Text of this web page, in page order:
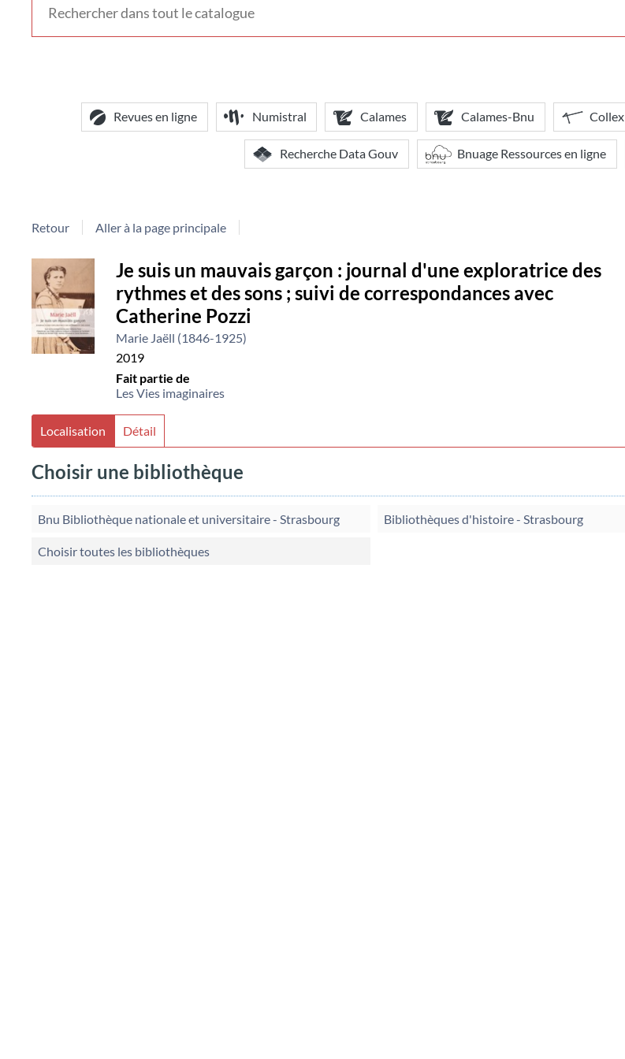
voir
Revues en ligne Numistral Calames Calames-Bnu Collex
Recherche Data Gouv Bnuage Ressources en ligne
Retour Aller à la page principale
Détail
document
Je suis un mauvais garçon : journal d'une exploratrice des
rythmes et des sons ; suivi de correspondances avec
Catherine Pozzi
Marie Jaëll (1846-1925)
2019
Fait partie de
Les Vies imaginaires
Localisation Détail
Choisir une bibliothèque
Bnu Bibliothèque nationale et universitaire - Strasbourg Bibliothèques d'histoire - Strasbourg
Choisir toutes les bibliothèques